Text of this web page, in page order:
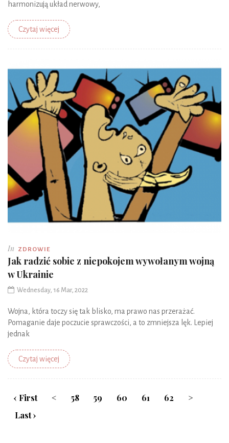
harmonizują układ nerwowy,
Czytaj więcej
In ZDROWIE
Jak radzić sobie z niepokojem wywołanym wojną
w Ukrainie
Wednesday, 16 Mar, 2022
Wojna, która toczy się tak blisko, ma prawo nas przerażać.
Pomaganie daje poczucie sprawczości, a to zmniejsza lęk. Lepiej
jednak
Czytaj więcej
‹ First < 58 59 60 61 62
>
Last ›